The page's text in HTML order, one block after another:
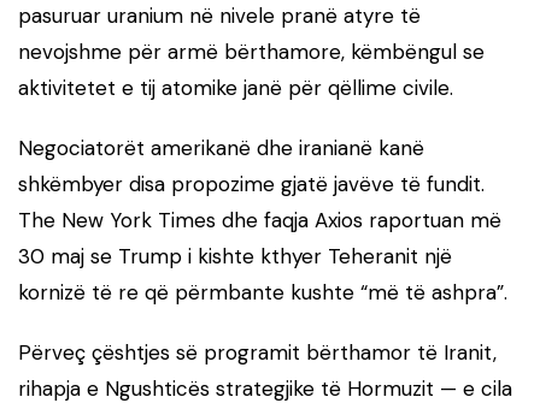
pasuruar uranium në nivele pranë atyre të
nevojshme për armë bërthamore, këmbëngul se
aktivitetet e tij atomike janë për qëllime civile.
Negociatorët amerikanë dhe iranianë kanë
shkëmbyer disa propozime gjatë javëve të fundit.
The New York Times dhe faqja Axios raportuan më
30 maj se Trump i kishte kthyer Teheranit një
kornizë të re që përmbante kushte “më të ashpra”.
Përveç çështjes së programit bërthamor të Iranit,
rihapja e Ngushticës strategjike të Hormuzit — e cila